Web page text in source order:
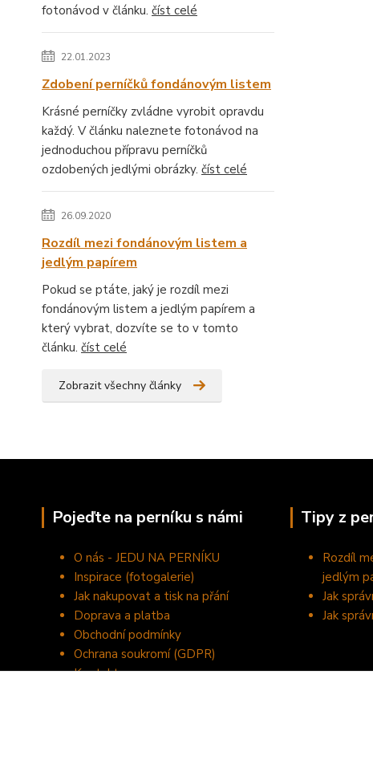
fotonávod v článku. číst celé
22.01.2023
Zdobení perníčků fondánovým listem
Krásné perníčky zvládne vyrobit opravdu
každý. V článku naleznete fotonávod na
jednoduchou přípravu perníčků
ozdobených jedlými obrázky. číst celé
26.09.2020
Rozdíl mezi fondánovým listem a
jedlým papírem
Pokud se ptáte, jaký je rozdíl mezi
fondánovým listem a jedlým papírem a
který vybrat, dozvíte se to v tomto
článku. číst celé
Zobrazit všechny články
Pojeďte na perníku s námi
O nás - JEDU NA PERNÍKU
Inspirace (fotogalerie)
Jak nakupovat a tisk na přání
Doprava a platba
Obchodní podmínky
Ochrana soukromí (GDPR)
Kontakty
Tipy z
Rozdíl
jedlým
Jak
Jak